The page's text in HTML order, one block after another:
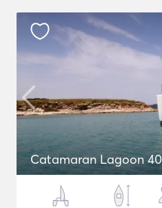
Catamaran Lagoon